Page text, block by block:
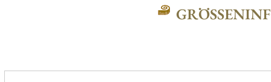
GRÖSSENINFO